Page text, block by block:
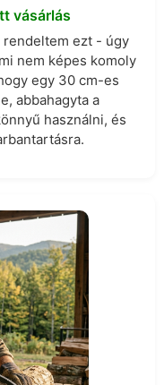
vásárlás
ezt - úgy
nem képes komoly
egy 30 cm-es
abbahagyta a
használni, és